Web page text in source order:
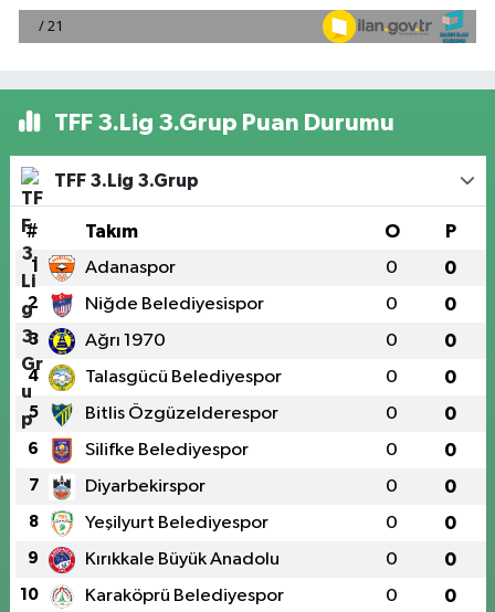
TFF 3.Lig 3.Grup Puan Durumu
TFF 3.Lig 3.Grup
# Takım O P
1 Adanaspor 0 0
2 Niğde Belediyesispor 0 0
3 Ağrı 1970 0 0
4 Talasgücü Belediyespor 0 0
5 Bitlis Özgüzelderespor 0 0
6 Silifke Belediyespor 0 0
7 Diyarbekirspor 0 0
8 Yeşilyurt Belediyespor 0 0
9 Kırıkkale Büyük Anadolu 0 0
10 Karaköprü Belediyespor 0 0